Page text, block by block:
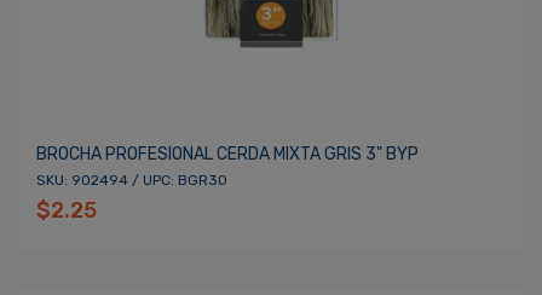
BROCHA PROFESIONAL CERDA MIXTA GRIS 3" BYP
SKU: 902494 / UPC: BGR30
$2.25